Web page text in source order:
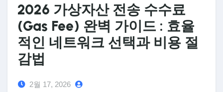
2026 가상자산 전송 수수료
(Gas Fee) 완벽 가이드 : 효율
적인 네트워크 선택과 비용 절
감법
2월 17, 2026